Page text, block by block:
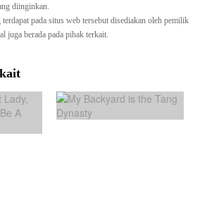
diinginkan.
pada situs web tersebut disediakan oleh pemilik
juga berada pada pihak terkait.